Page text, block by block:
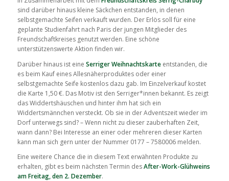
sind darüber hinaus kleine Säckchen entstanden, in denen
selbstgemachte Seifen verkauft wurden. Der Erlös soll für eine
geplante Studienfahrt nach Paris der jungen Mitglieder des
Freundschaftkreises genutzt werden. Eine schöne
unterstützenswerte Aktion finden wir.
Darüber hinaus ist eine Serriger Weihnachtskarteentstanden, die
es beim Kauf eines Allesnäherproduktes oder einer
selbstgemachte Seife kostenlos dazu gab. Im Einzelverkauf kostet
die Karte 1,50 €. Das Motiv ist den Serriger*innen bekannt. Es zeigt
das Widdertshäuschen und hinter ihm hat sich ein
Widdertsmännchen versteckt. Ob sie in der Adventszeit wieder im
Dorf unterwegs sind? – Wenn nicht zu dieser zauberhaften Zeit,
wann dann? Bei Interesse an einer oder mehreren dieser Karten
kann man sich gern unter der Nummer 0177 – 7580006 melden.
Eine weitere Chance die in diesem Text erwähnten Produkte zu
erhalten, gibt es beim nächsten Termin desAfter-Work-Glühweins
am Freitag, den 2. Dezember.